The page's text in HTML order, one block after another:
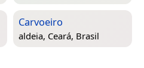
Carvoeiro
aldeia, Ceará, Brasil